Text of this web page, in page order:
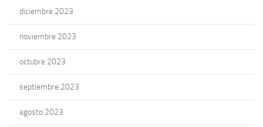
diciembre 2023
noviembre 2023
octubre 2023
septiembre 2023
agosto 2023